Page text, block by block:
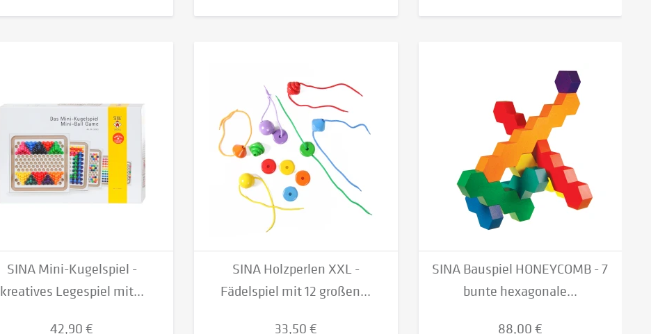
SINA Mini-Kugelspiel -
kreatives Legespiel mit...
42,90 €
SINA Holzperlen XXL -
Fädelspiel mit 12 großen...
33,50 €
SINA Bauspiel HONEYCOMB - 7
bunte hexagonale...
88,00 €